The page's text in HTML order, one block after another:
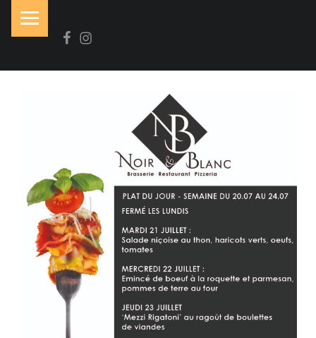
N
I
A
N
C
Brasserie-Restaurant-Pizzeria